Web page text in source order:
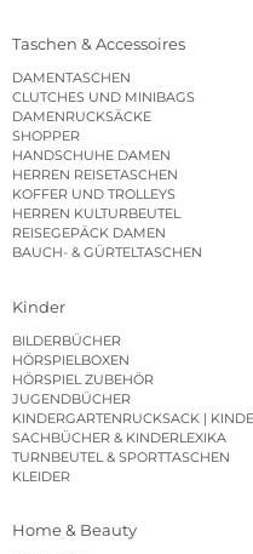
Taschen & Accessoires
DAMENTASCHEN
CLUTCHES UND MINIBAGS
DAMENRUCKSÄCKE
SHOPPER
HANDSCHUHE DAMEN
HERREN REISETASCHEN
KOFFER UND TROLLEYS
HERREN KULTURBEUTEL
REISEGEPÄCK DAMEN
BAUCH- & GÜRTELTASCHEN
Kinder
BILDERBÜCHER
HÖRSPIELBOXEN
HÖRSPIEL ZUBEHÖR
JUGENDBÜCHER
SACHBÜCHER & KINDERLEXIKA
TURNBEUTEL & SPORTTASCHEN
KLEIDER
Home & Beauty